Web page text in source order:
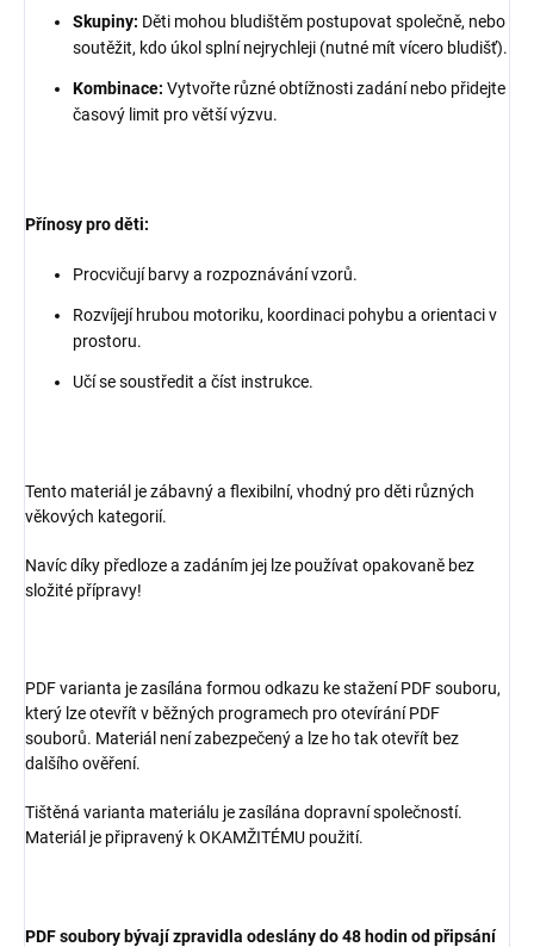
Skupiny: Děti mohou bludištěm postupovat společně, nebo
soutěžit, kdo úkol splní nejrychleji (nutné mít vícero bludišť).
Kombinace: Vytvořte různé obtížnosti zadání nebo přidejte
časový limit pro větší výzvu.
Přínosy pro děti:
Procvičují barvy a rozpoznávání vzorů.
Rozvíjejí hrubou motoriku, koordinaci pohybu a orientaci v
prostoru.
Učí se soustředit a číst instrukce.
Tento materiál je zábavný a flexibilní, vhodný pro děti různých
věkových kategorií.
Navíc díky předloze a zadáním jej lze používat opakovaně bez
složité přípravy!
PDF varianta je zasílána formou odkazu ke stažení PDF souboru,
který lze otevřít v běžných programech pro otevírání PDF
souborů. Materiál není zabezpečený a lze ho tak otevřít bez
dalšího ověření.
Tištěná varianta materiálu je zasílána dopravní společností.
Materiál je připravený k OKAMŽITÉMU použití.
PDF soubory bývají zpravidla odeslány do 48 hodin od připsání